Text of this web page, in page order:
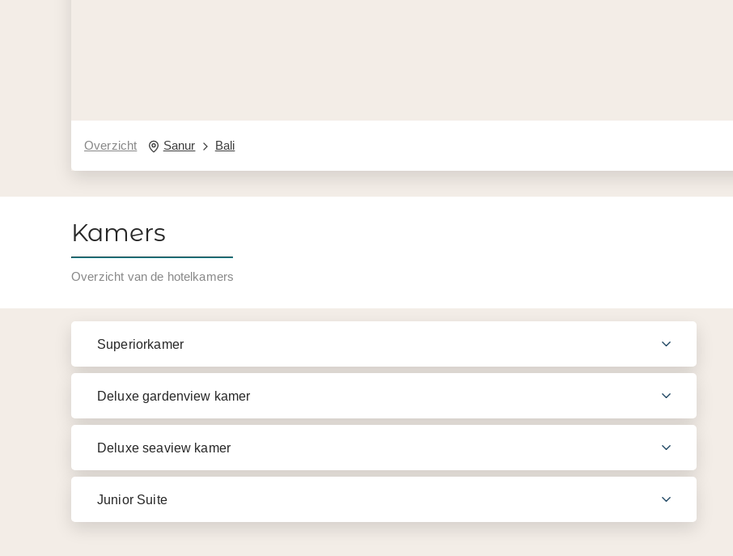
Overzicht Sanur Bali
Kamers
Overzicht van de hotelkamers
Superiorkamer
Deluxe gardenview kamer
Deluxe seaview kamer
Junior Suite